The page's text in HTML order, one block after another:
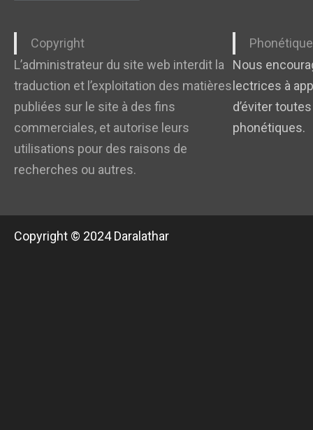
Copyright
L’administrateur du site web interdit la
traduction et l’exploitation des matières
publiées sur le site à des fins
commerciales, et autorise leurs
utilisations pour des raisons de
recherches ou autres.
Phonétique
Nous
lectrices à
d’éviter
phonétiques.
Copyright © 2024 Daralathar